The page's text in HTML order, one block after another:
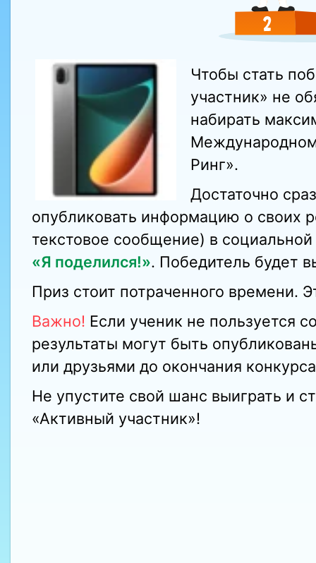
Чтобы стать
участник» не
набирать
Ринг».
Достаточно
опубликовать информацию о своих
текстовое сообщение) в
«Я поделился!». Победитель будет
Приз стоит потраченного времени.
Важно! Если ученик не пользуется
результаты могут быть
или друзьями до окончания
Не упустите свой шанс выиграть и
«Активный участник»!